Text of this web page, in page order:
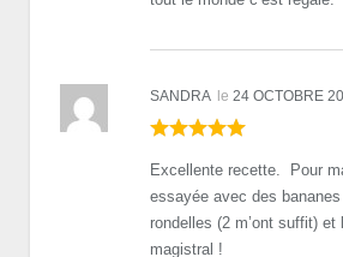
SANDRA le 24 OCTOBRE
Excellente recette. Pour
essayée avec des
rondelles (2 m’ont suffit)
magistral !